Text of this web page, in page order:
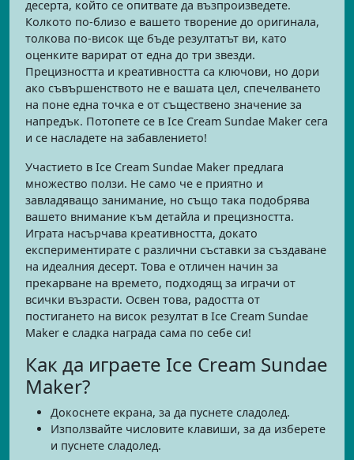
десерта, който се опитвате да възпроизведете.
Колкото по-близо е вашето творение до оригинала,
толкова по-висок ще бъде резултатът ви, като
оценките варират от една до три звезди.
Прецизността и креативността са ключови, но дори
ако съвършенството не е вашата цел, спечелването
на поне една точка е от съществено значение за
напредък. Потопете се в Ice Cream Sundae Maker сега
и се насладете на забавлението!
Участието в Ice Cream Sundae Maker предлага
множество ползи. Не само че е приятно и
завладяващо занимание, но също така подобрява
вашето внимание към детайла и прецизността.
Играта насърчава креативността, докато
експериментирате с различни съставки за създаване
на идеалния десерт. Това е отличен начин за
прекарване на времето, подходящ за играчи от
всички възрасти. Освен това, радостта от
постигането на висок резултат в Ice Cream Sundae
Maker е сладка награда сама по себе си!
Как да играете Ice Cream Sundae
Maker?
Докоснете екрана, за да пуснете сладолед.
Използвайте числовите клавиши, за да изберете
и пуснете сладолед.